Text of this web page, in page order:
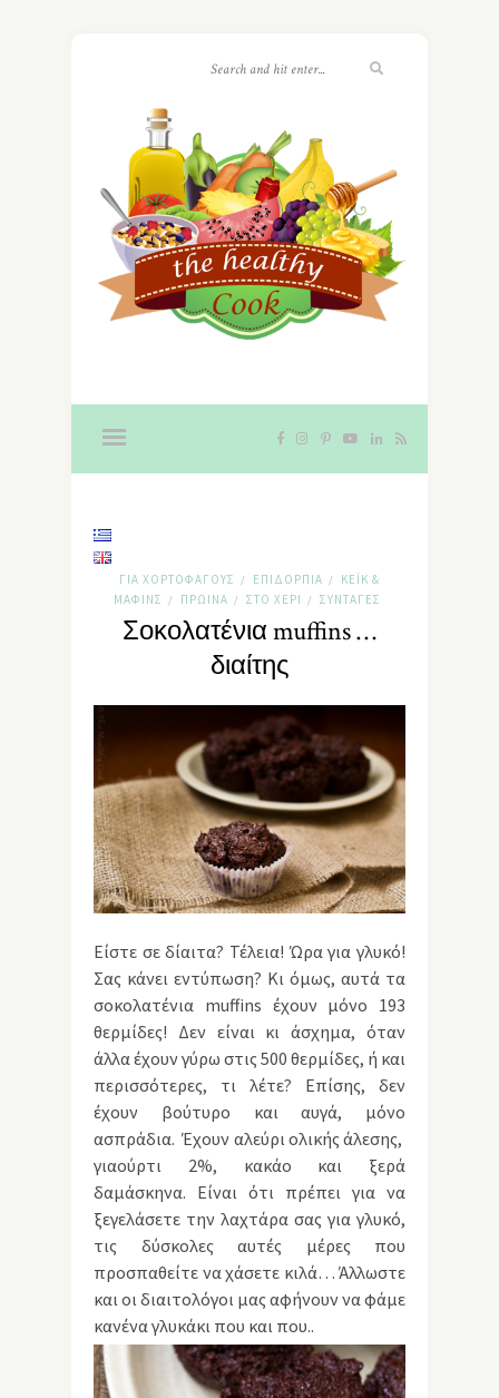
ΓΙΑ ΧΟΡΤΟΦΆΓΟΥΣ / ΕΠΙΔΌΡΠΙΑ /
ΚΈΙΚ &
ΜΆΦΙΝΣ
/ ΠΡΩΙΝΆ / ΣΤΟ ΧΈΡΙ / ΣΥΝΤΑΓΈΣ
Σοκολατένια muffins …
διαίτης
Είστε σε δίαιτα? Τέλεια! Ώρα για γλυκό!
Σας κάνει εντύπωση? Κι όμως, αυτά τα
σοκολατένια muffins έχουν μόνο 193
θερμίδες! Δεν είναι κι άσχημα, όταν
άλλα έχουν γύρω στις 500 θερμίδες, ή και
περισσότερες, τι λέτε? Επίσης, δεν
έχουν βούτυρο και αυγά, μόνο
ασπράδια. Έχουν αλεύρι ολικής άλεσης,
γιαούρτι 2%, κακάο και ξερά
δαμάσκηνα. Είναι ότι πρέπει για να
ξεγελάσετε την λαχτάρα σας για γλυκό,
τις δύσκολες αυτές μέρες που
προσπαθείτε να χάσετε κιλά… Άλλωστε
και οι διαιτολόγοι μας αφήνουν να φάμε
κανένα γλυκάκι που και που..